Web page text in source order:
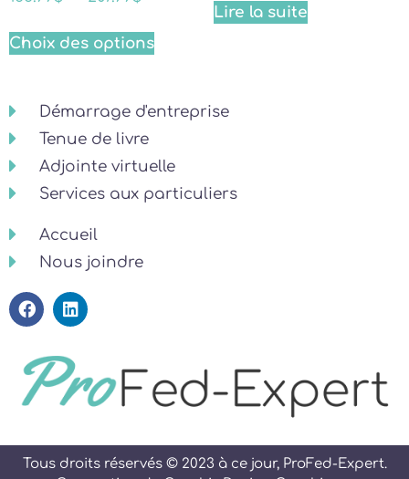
Choix des options
Lire la suite
Démarrage d'entreprise
Tenue de livre
Adjointe virtuelle
Services aux particuliers
Accueil
Nous joindre
Tous droits réservés © 2023 à ce jour, ProFed-Expert.